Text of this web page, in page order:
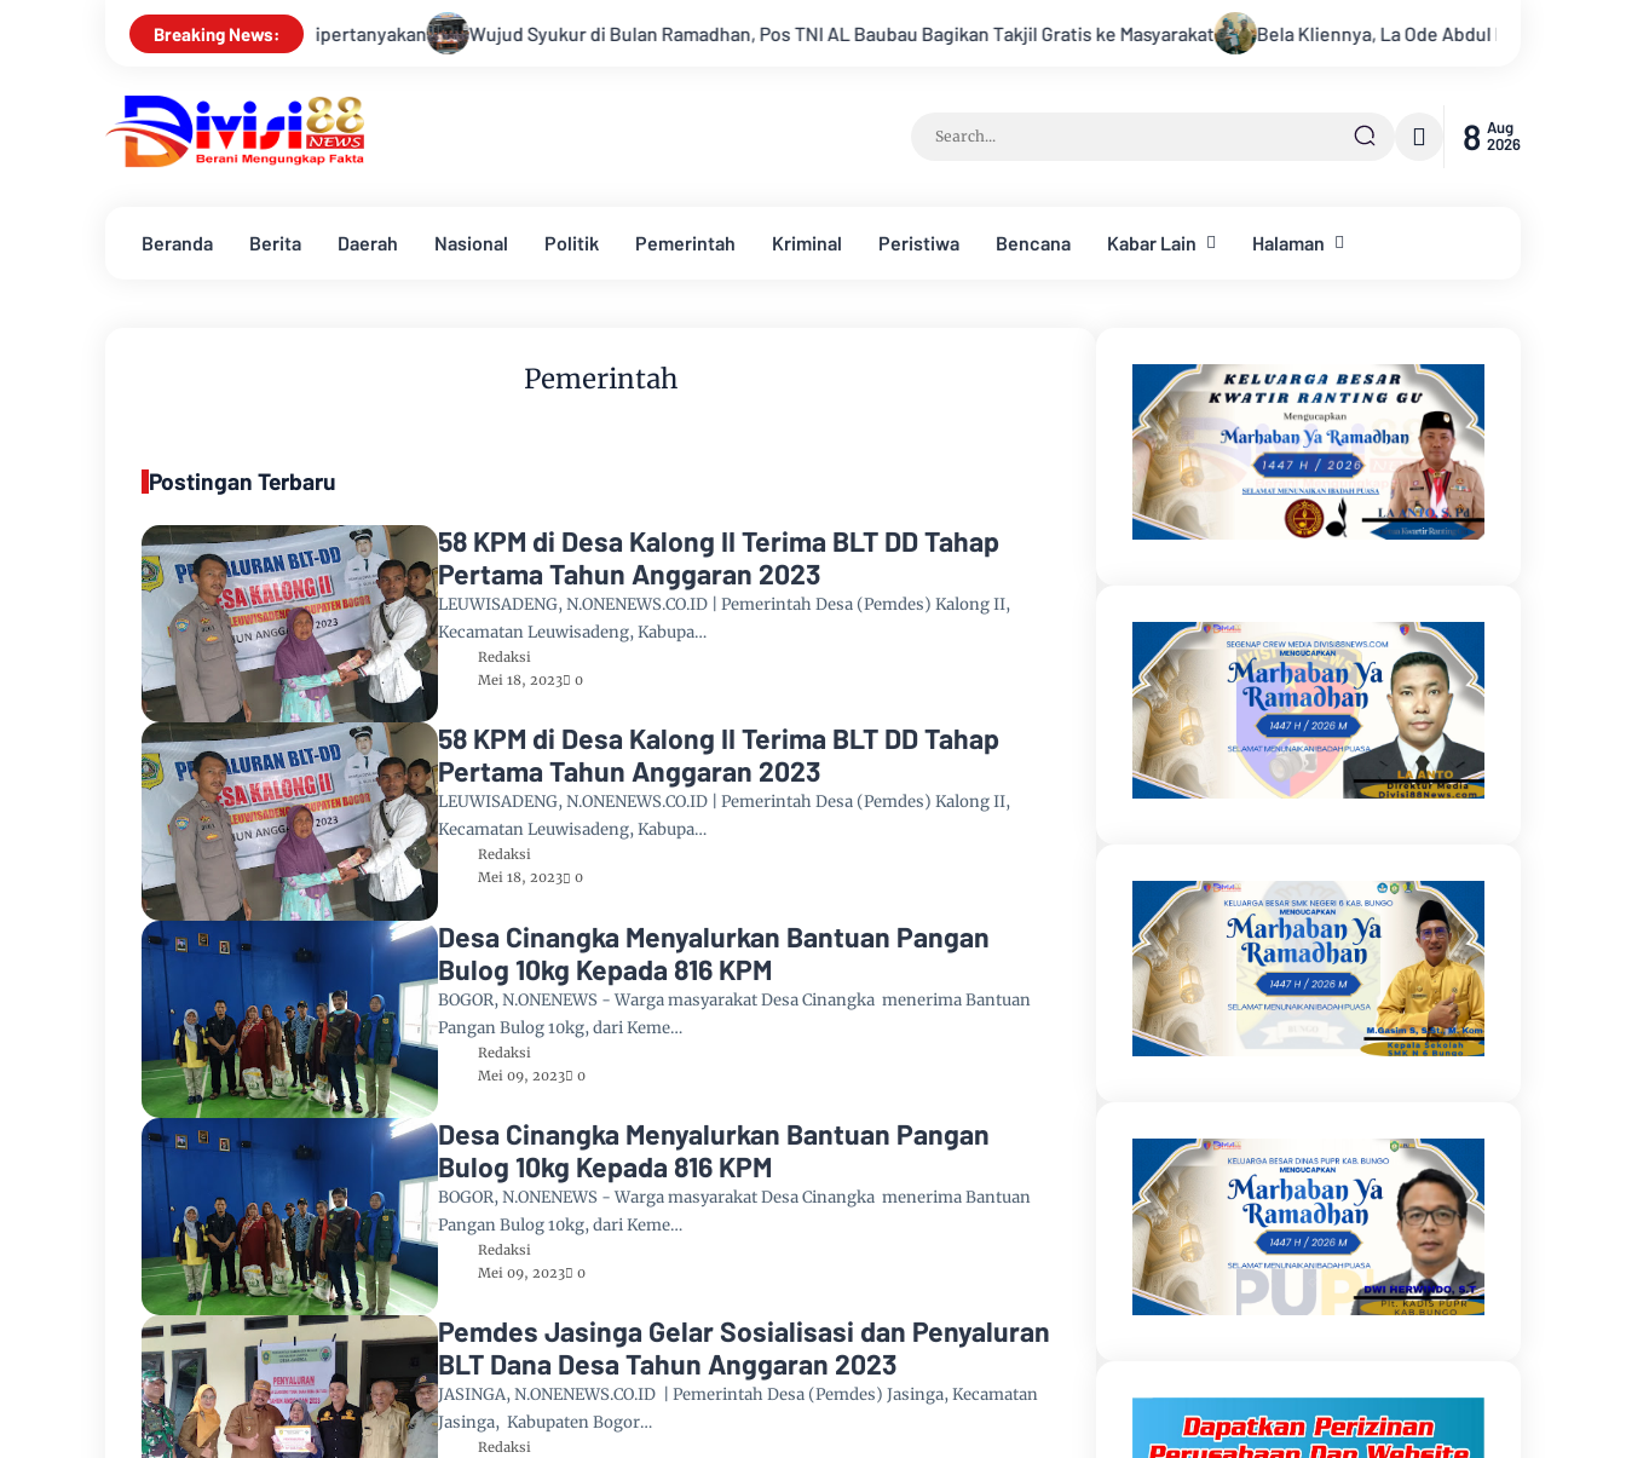
Breaking News:
Politik Dipertanyakan Wujud Syukur di Bulan Ramadhan, Pos TNI AL Baubau Bagikan Takjil Gratis ke Masyarakat Bela Kliennya, La Ode Abdul Ikhisaniddyn Laporkan Pemilik Akun
8 Aug
2026
Beranda Berita Daerah Nasional Politik Pemerintah Kriminal Peristiwa Bencana Kabar Lain Halaman
Pemerintah
Postingan Terbaru
58 KPM di Desa Kalong II Terima BLT DD Tahap
Pertama Tahun Anggaran 2023
LEUWISADENG, N.ONENEWS.CO.ID | Pemerintah Desa (Pemdes) Kalong II,
Kecamatan Leuwisadeng, Kabupa…
Redaksi
Mei 18, 2023
0
58 KPM di Desa Kalong II Terima BLT DD Tahap
Pertama Tahun Anggaran 2023
LEUWISADENG, N.ONENEWS.CO.ID | Pemerintah Desa (Pemdes) Kalong II,
Kecamatan Leuwisadeng, Kabupa…
Redaksi
Mei 18, 2023
0
Desa Cinangka Menyalurkan Bantuan Pangan
Bulog 10kg Kepada 816 KPM
BOGOR, N.ONENEWS - Warga masyarakat Desa Cinangka menerima Bantuan
Pangan Bulog 10kg, dari Keme…
Redaksi
Mei 09, 2023
0
Desa Cinangka Menyalurkan Bantuan Pangan
Bulog 10kg Kepada 816 KPM
BOGOR, N.ONENEWS - Warga masyarakat Desa Cinangka menerima Bantuan
Pangan Bulog 10kg, dari Keme…
Redaksi
Mei 09, 2023
0
Pemdes Jasinga Gelar Sosialisasi dan Penyaluran
BLT Dana Desa Tahun Anggaran 2023
JASINGA, N.ONENEWS.CO.ID | Pemerintah Desa (Pemdes) Jasinga, Kecamatan
Jasinga, Kabupaten Bogor…
Redaksi